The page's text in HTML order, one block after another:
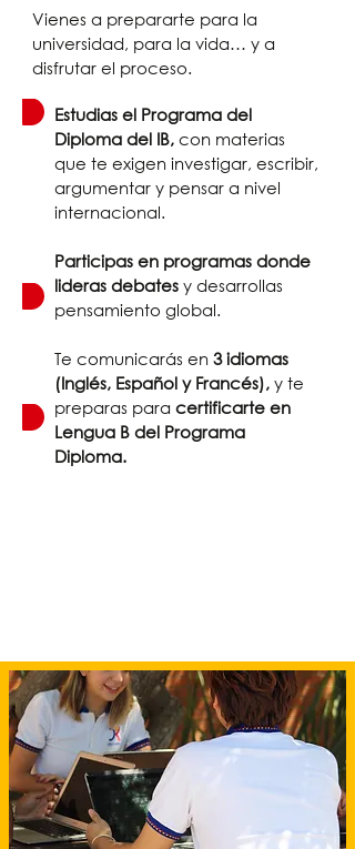
Vienes a prepararte para la
universidad, para la vida… y a
disfrutar el proceso.
Estudias el Programa del
Diploma del IB, con materias
que te exigen investigar, escribir,
argumentar y pensar a nivel
internacional.
Participas en programas donde
lideras debates y desarrollas
pensamiento global.
Te comunicarás en 3 idiomas
(Inglés, Español y Francés), y te
preparas para certificarte en
Lengua B del Programa
Diploma.